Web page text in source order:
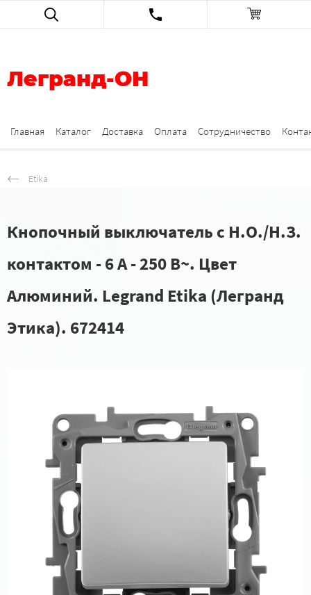
Легранд-ОН
Главная Каталог Доставка Оплата Сотрудничество
Etika
Кнопочный выключатель с Н.О./Н.З.
контактом - 6 A - 250 В~. Цвет
Алюминий. Legrand Etika (Легранд
Этика). 672414